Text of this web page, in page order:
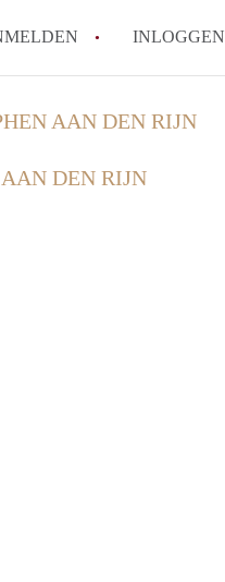
INLOGGEN
AAN DEN RIJN
DEN RIJN